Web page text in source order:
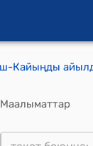
Маалыматтар